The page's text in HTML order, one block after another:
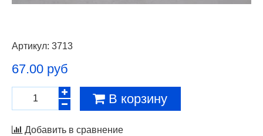
Артикул: 3713
67.00 руб
В корзину
Добавить в сравнение